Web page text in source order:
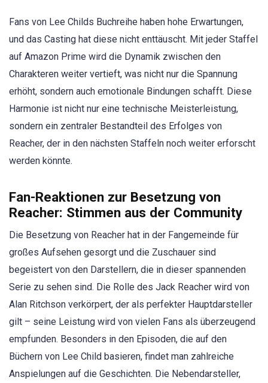
Fans von Lee Childs Buchreihe haben hohe Erwartungen,
und das Casting hat diese nicht enttäuscht. Mit jeder Staffel
auf Amazon Prime wird die Dynamik zwischen den
Charakteren weiter vertieft, was nicht nur die Spannung
erhöht, sondern auch emotionale Bindungen schafft. Diese
Harmonie ist nicht nur eine technische Meisterleistung,
sondern ein zentraler Bestandteil des Erfolges von
Reacher, der in den nächsten Staffeln noch weiter erforscht
werden könnte.
Fan-Reaktionen zur Besetzung von
Reacher: Stimmen aus der Community
Die Besetzung von Reacher hat in der Fangemeinde für
großes Aufsehen gesorgt und die Zuschauer sind
begeistert von den Darstellern, die in dieser spannenden
Serie zu sehen sind. Die Rolle des Jack Reacher wird von
Alan Ritchson verkörpert, der als perfekter Hauptdarsteller
gilt – seine Leistung wird von vielen Fans als überzeugend
empfunden. Besonders in den Episoden, die auf den
Büchern von Lee Child basieren, findet man zahlreiche
Anspielungen auf die Geschichten. Die Nebendarsteller,